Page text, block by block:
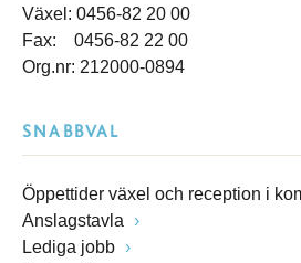
Växel: 0456-82 20 00
Fax: 0456-82 22 00
Org.nr: 212000-0894
SNABBVAL
Öppettider växel och reception i
Anslagstavla
Lediga jobb